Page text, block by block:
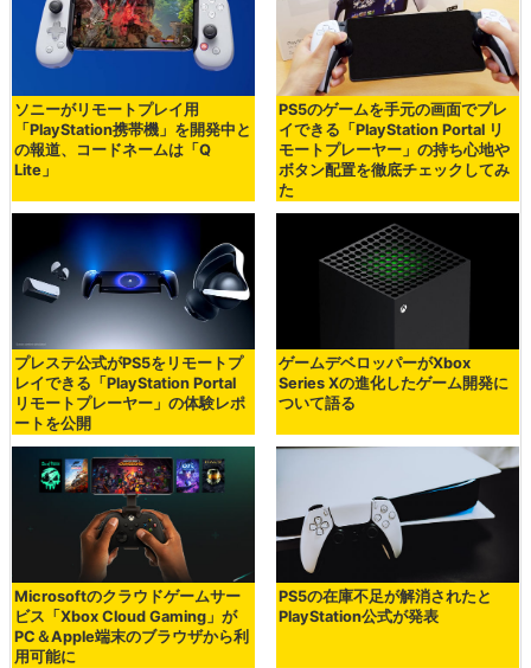
ソニーがリモートプレイ用
「PlayStation携帯機」を開発中と
の報道、コードネームは「Q
Lite」
PS5のゲームを手元の画面でプレ
イできる「PlayStation Portal リ
モートプレーヤー」の持ち心地や
ボタン配置を徹底チェックしてみ
た
プレステ公式がPS5をリモートプ
レイできる「PlayStation Portal
リモートプレーヤー」の体験レポ
ートを公開
ゲームデベロッパーがXbox
Series Xの進化したゲーム開発に
ついて語る
Microsoftのクラウドゲームサー
ビス「Xbox Cloud Gaming」が
PC＆Apple端末のブラウザから利
用可能に
PS5の在庫不足が解消されたと
PlayStation公式が発表